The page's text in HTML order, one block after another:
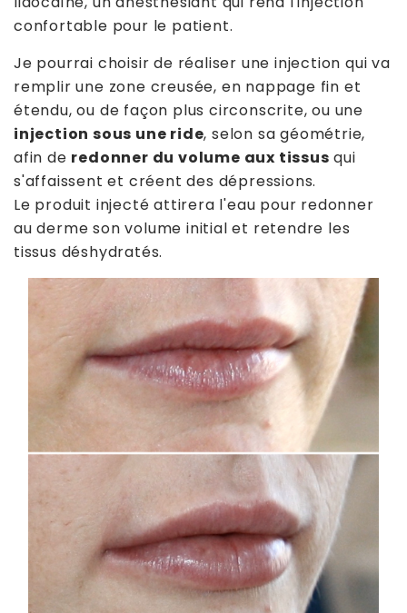
confortable pour le patient.
Je pourrai choisir de réaliser une injection qui va
remplir une zone creusée, en nappage fin et
étendu, ou de façon plus circonscrite, ou une
injection sous une ride, selon sa géométrie,
afin de redonner du volume aux tissus qui
s'affaissent et créent des dépressions.
Le produit injecté attirera l'eau pour redonner
au derme son volume initial et retendre les
tissus déshydratés.